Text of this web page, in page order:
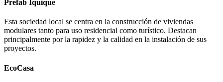
Prefab Iquique
Esta sociedad local se centra en la construcción de viviendas
modulares tanto para uso residencial como turístico. Destacan
principalmente por la rapidez y la calidad en la instalación de sus
proyectos.
EcoCasa